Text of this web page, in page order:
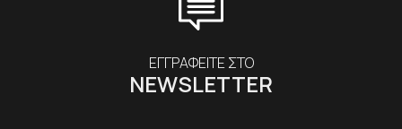
ΕΓΓΡΑΦΕΙΤΕ ΣΤΟ
NEWSLETTER